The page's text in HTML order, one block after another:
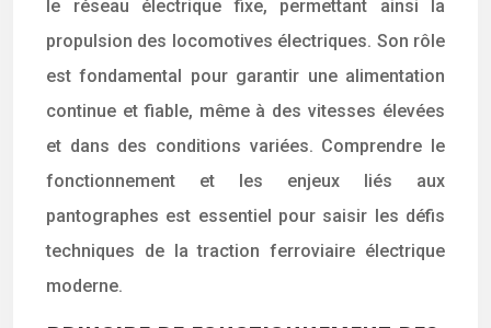
le réseau électrique fixe, permettant ainsi la
propulsion des locomotives électriques. Son rôle
est fondamental pour garantir une alimentation
continue et fiable, même à des vitesses élevées
et dans des conditions variées. Comprendre le
fonctionnement et les enjeux liés aux
pantographes est essentiel pour saisir les défis
techniques de la traction ferroviaire électrique
moderne.